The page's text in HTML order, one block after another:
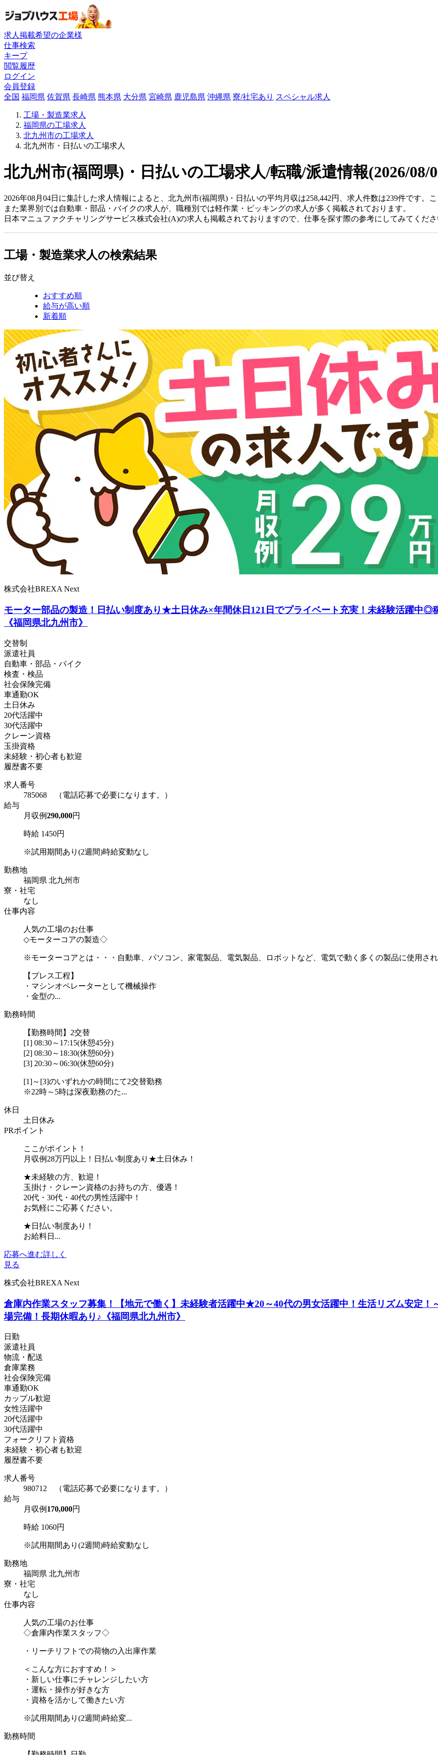
求人掲載希望の企業様
仕事検索
キープ
閲覧履歴
ログイン
会員登録
全国 福岡県 佐賀県 長崎県 熊本県 大分県 宮崎県 鹿児島県 沖縄県 寮/社宅あり スペシャル求人
工場・製造業求人
福岡県の工場求人
北九州市の工場求人
北九州市・日払いの工場求人
北九州市(福岡県)・日払いの工場求人/転職/派遣情報(2026/08/
2026年08月04日に集計した求人情報によると、北九州市(福岡県)・日払いの平均月収は258,442円、求人件数は239件です。
また業界別では自動車・部品・バイクの求人が、職種別では軽作業・ピッキングの求人が多く掲載されております。
日本マニュファクチャリングサービス株式会社(A)の求人も掲載されておりますので、仕事を探す際の参考にしてみてくださ
工場・製造業求人の検索結果
並び替え
おすすめ順
給与が高い順
新着順
株式会社BREXA Next
モーター部品の製造！日払い制度あり★土日休み×年間休日121日でプライベート充実！未経験活躍中◎
《福岡県北九州市》
交替制
派遣社員
自動車・部品・バイク
検査・検品
社会保険完備
車通勤OK
土日休み
20代活躍中
30代活躍中
クレーン資格
玉掛資格
未経験・初心者も歓迎
履歴書不要
求人番号
785068 （電話応募で必要になります。）
給与
月収例290,000円
時給 1450円
※試用期間あり(2週間)時給変動なし
勤務地
福岡県 北九州市
寮・社宅
なし
仕事内容
人気の工場のお仕事
◇モーターコアの製造◇
※モーターコアとは・・・自動車、パソコン、家電製品、電気製品、ロボットなど、電気で動く多くの製品に使用され
【プレス工程】
・マシンオペレーターとして機械操作
・金型の...
勤務時間
【勤務時間】2交替
[1] 08:30～17:15(休憩45分)
[2] 08:30～18:30(休憩60分)
[3] 20:30～06:30(休憩60分)
[1]～[3]のいずれかの時間にて2交替勤務
※22時～5時は深夜勤務のた...
休日
土日休み
PRポイント
ここがポイント！
月収例28万円以上！日払い制度あり★土日休み！
★未経験の方、歓迎！
玉掛け・クレーン資格のお持ちの方、優遇！
20代・30代・40代の男性活躍中！
お気軽にご応募ください。
★日払い制度あり！
お給料日...
応募へ進む詳しく
見る
株式会社BREXA Next
倉庫内作業スタッフ募集！【地元で働く】未経験者活躍中★20～40代の男女活躍中！生活リズム安定
場完備！長期休暇あり♪《福岡県北九州市》
日勤
派遣社員
物流・配送
倉庫業務
社会保険完備
車通勤OK
カップル歓迎
女性活躍中
20代活躍中
30代活躍中
フォークリフト資格
未経験・初心者も歓迎
履歴書不要
求人番号
980712 （電話応募で必要になります。）
給与
月収例 170,000円
時給 1060円
※試用期間あり(2週間)時給変動なし
勤務地
福岡県 北九州市
寮・社宅
なし
仕事内容
人気の工場のお仕事
◇倉庫内作業スタッフ◇
・リーチリフトでの荷物の入出庫作業
＜こんな方におすすめ！＞
・新しい仕事にチャレンジしたい方
・運転・操作が好きな方
・資格を活かして働きたい方
※試用期間あり(2週間)時給変...
勤務時間